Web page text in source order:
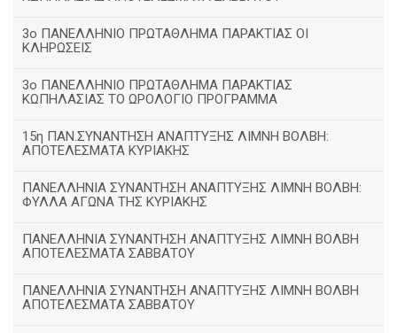
3ο ΠΑΝΕΛΛΗΝΙΟ ΠΡΩΤΑΘΛΗΜΑ ΠΑΡΑΚΤΙΑΣ ΟΙ
ΚΛΗΡΩΣΕΙΣ
3ο ΠΑΝΕΛΛΗΝΙΟ ΠΡΩΤΑΘΛΗΜΑ ΠΑΡΑΚΤΙΑΣ
ΚΩΠΗΛΑΣΙΑΣ ΤΟ ΩΡΟΛΟΓΙΟ ΠΡΟΓΡΑΜΜΑ
15η ΠΑΝ.ΣΥΝΑΝΤΗΣΗ ΑΝΑΠΤΥΞΗΣ ΛΙΜΝΗ ΒΟΛΒΗ:
ΑΠΟΤΕΛΕΣΜΑΤΑ ΚΥΡΙΑΚΗΣ
ΠΑΝΕΛΛΗΝΙΑ ΣΥΝΑΝΤΗΣΗ ΑΝΑΠΤΥΞΗΣ ΛΙΜΝΗ ΒΟΛΒΗ:
ΦΥΛΛΑ ΑΓΩΝΑ ΤΗΣ ΚΥΡΙΑΚΗΣ
ΠΑΝΕΛΛΗΝΙΑ ΣΥΝΑΝΤΗΣΗ ΑΝΑΠΤΥΞΗΣ ΛΙΜΝΗ ΒΟΛΒΗ
ΑΠΟΤΕΛΕΣΜΑΤΑ ΣΑΒΒΑΤΟΥ
ΠΑΝΕΛΛΗΝΙΑ ΣΥΝΑΝΤΗΣΗ ΑΝΑΠΤΥΞΗΣ ΛΙΜΝΗ ΒΟΛΒΗ
ΑΠΟΤΕΛΕΣΜΑΤΑ ΣΑΒΒΑΤΟΥ